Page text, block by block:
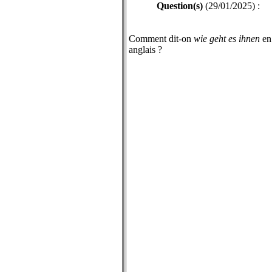
Question(s)(29/01/2025) :
Comment dit-on wie geht es ihnen en
anglais ?